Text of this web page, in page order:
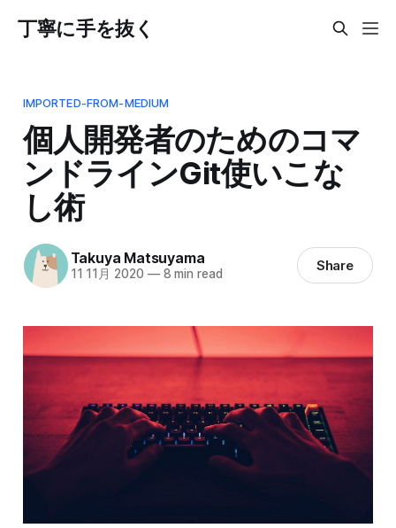
丁寧に手を抜く
IMPORTED-FROM-MEDIUM
個人開発者のためのコマ
ンドラインGit使いこな
し術
Takuya Matsuyama
11 11月 2020 —8 min read Share